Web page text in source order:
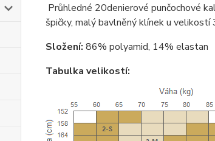
Průhledné 20denierové punčochové
špičky, malý bavlněný klínek u
Složení: 86% polyamid, 14% elastan
Tabulka velikostí: